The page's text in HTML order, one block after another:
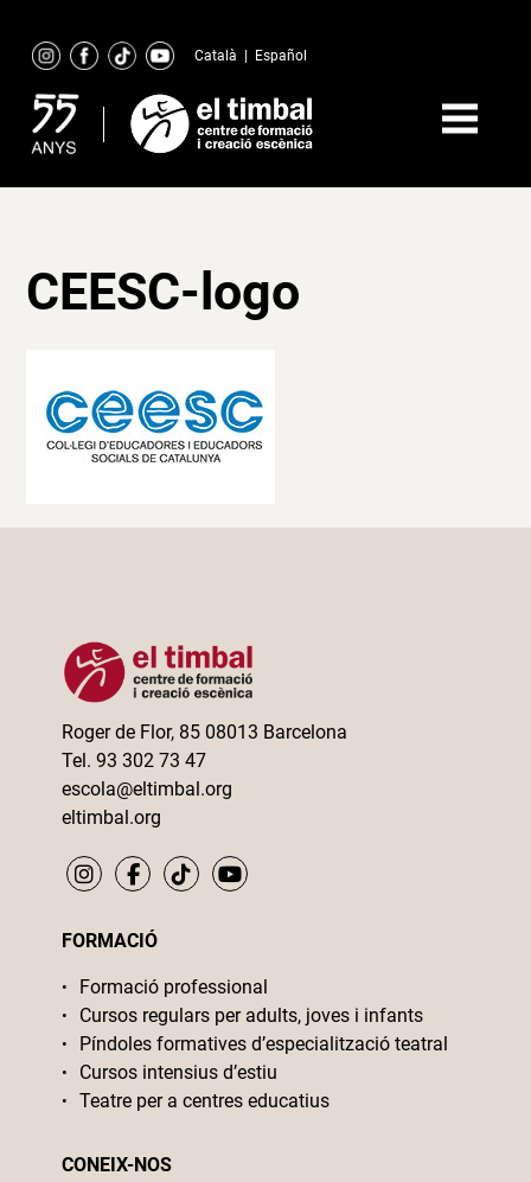
content
Català Español
CEESC-logo
Roger de Flor, 85 08013 Barcelona
Tel. 93 302 73 47
escola@eltimbal.org
eltimbal.org
FORMACIÓ
Formació professional
Cursos regulars per adults, joves i infants
Píndoles formatives d’especialització teatral
Cursos intensius d’estiu
Teatre per a centres educatius
CONEIX-NOS